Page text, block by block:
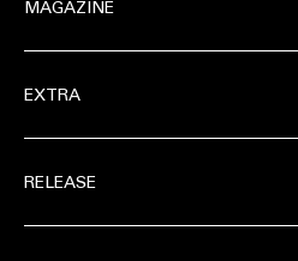
MAGAZINE
EXTRA
RELEASE